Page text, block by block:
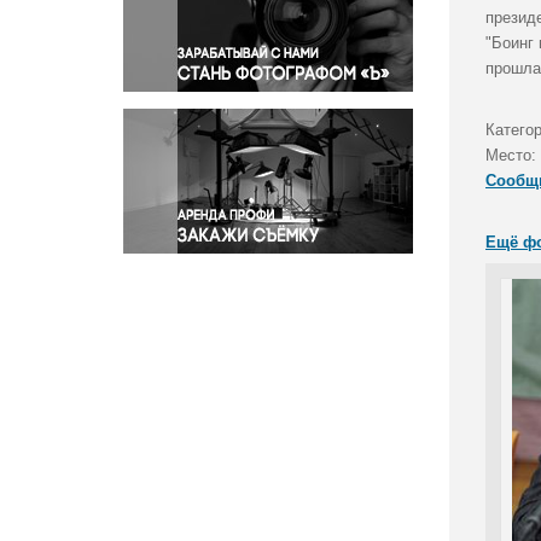
Правосудие
Происшествия и конфликты
Религия
Светская жизнь
Спорт
Экология
Экономика и бизнес
"Боинг
Место:
Ещё